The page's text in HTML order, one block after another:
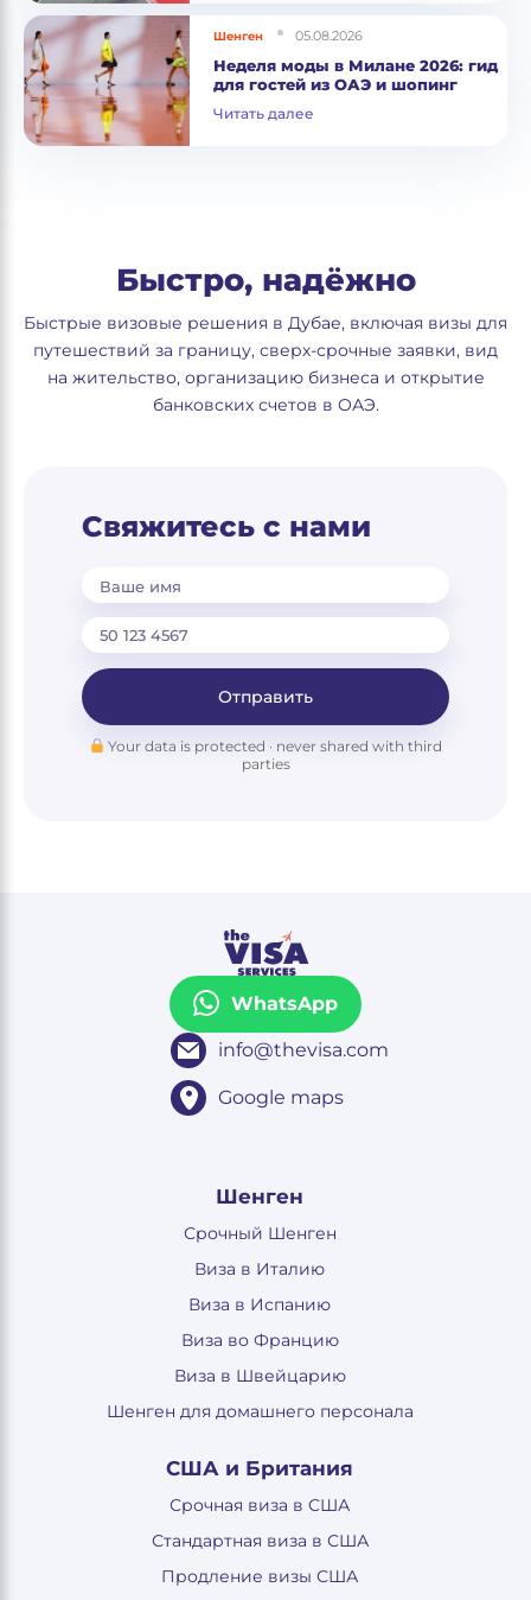
Шенген 05.08.2026
Неделя моды в Милане 2026: гид
для гостей из ОАЭ и шопинг
Читать далее
Быстро, надёжно
Быстрые визовые решения в Дубае, включая визы для
путешествий за границу, сверх-срочные заявки, вид
на жительство, организацию бизнеса и открытие
банковских счетов в ОАЭ.
Свяжитесь с нами
Ваше имя
Отправить
Your data is protected · never shared with third
parties
WhatsApp
info@thevisa.com
Google maps
Шенген
Срочный Шенген
Виза в Италию
Виза в Испанию
Виза во Францию
Виза в Швейцарию
Шенген для домашнего персонала
США и Британия
Срочная виза в США
Стандартная виза в США
Продление визы США